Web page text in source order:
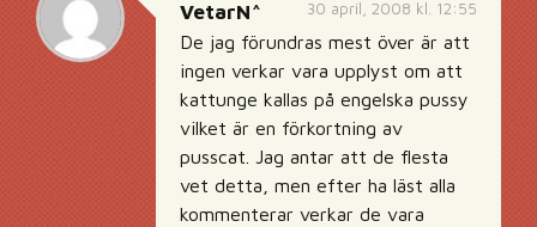
30 april, 2008 kl. 12:55
VetarN^
De jag förundras mest över är att
ingen verkar vara upplyst om att
kattunge kallas på engelska pussy
vilket är en förkortning av
pusscat. Jag antar att de flesta
vet detta, men efter ha läst alla
kommenterar verkar de vara